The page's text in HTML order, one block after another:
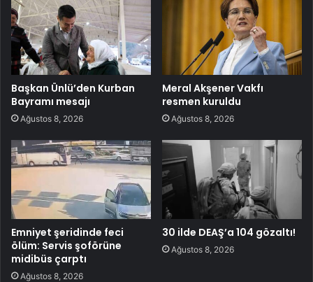
Başkan Ünlü’den Kurban
Bayramı mesajı
Ağustos 8, 2026
Meral Akşener Vakfı
resmen kuruldu
Ağustos 8, 2026
Emniyet şeridinde feci
ölüm: Servis şoförüne
midibüs çarptı
Ağustos 8, 2026
30 ilde DEAŞ’a 104 gözaltı!
Ağustos 8, 2026